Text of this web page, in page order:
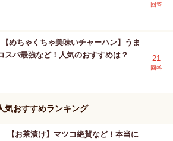
回答
【めちゃくちゃ美味いチャーハン】うま
スパ最強など！人気のおすすめは？
21
回答
気おすすめランキング
【お茶漬け】マツコ絶賛など！本当に